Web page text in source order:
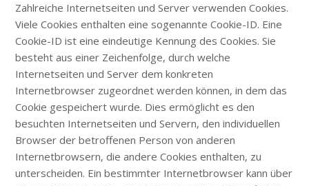
Zahlreiche Internetseiten und Server verwenden Cookies.
Viele Cookies enthalten eine sogenannte Cookie-ID. Eine
Cookie-ID ist eine eindeutige Kennung des Cookies. Sie
besteht aus einer Zeichenfolge, durch welche
Internetseiten und Server dem konkreten
Internetbrowser zugeordnet werden können, in dem das
Cookie gespeichert wurde. Dies ermöglicht es den
besuchten Internetseiten und Servern, den individuellen
Browser der betroffenen Person von anderen
Internetbrowsern, die andere Cookies enthalten, zu
unterscheiden. Ein bestimmter Internetbrowser kann über